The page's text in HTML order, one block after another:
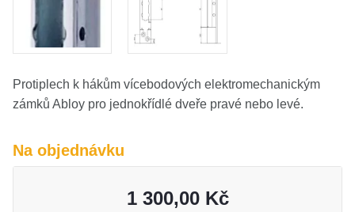
Protiplech k hákům vícebodových elektromechanickým
zámků Abloy pro jednokřídlé dveře pravé nebo levé.
Na objednávku
1 300,00 Kč